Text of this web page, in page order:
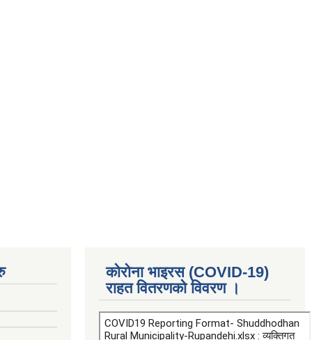
कोरोना भाइरस (COVID-19)
राहत वितरणको विवरण ।